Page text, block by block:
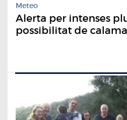
Meteo
Alerta per intenses
possibilitat de